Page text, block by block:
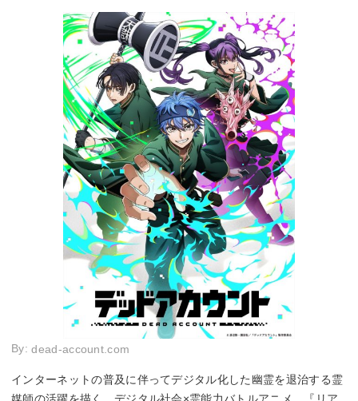
By:dead-account.com
インターネットの普及に伴ってデジタル化した幽霊を退治する霊